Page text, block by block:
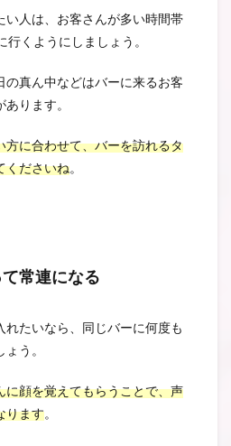
い人は、お客さんが多い時間帯
くようにしましょう。
の真ん中などはバーに来るお客
ります。
方に合わせて、バーを訪れるタ
くださいね。
常連になる
れたいなら、同じバーに何度も
う。
に顔を覚えてもらうことで、声
ります。